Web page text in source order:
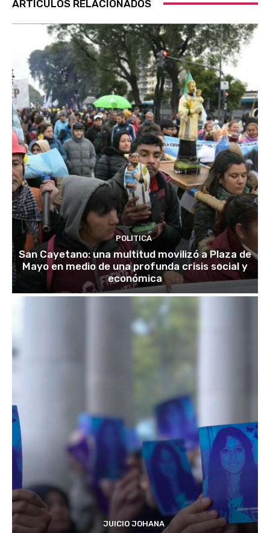
ARTÍCULOS RELACIONADOS
POLITICA
San Cayetano: una multitud movilizó a Plaza de
Mayo en medio de una profunda crisis social y
económica
JUICIO JOHANA